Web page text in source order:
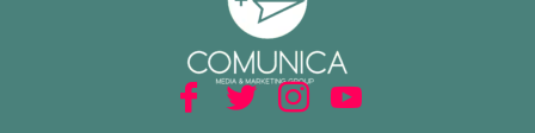
que combina orden, intensidad y contundencia.